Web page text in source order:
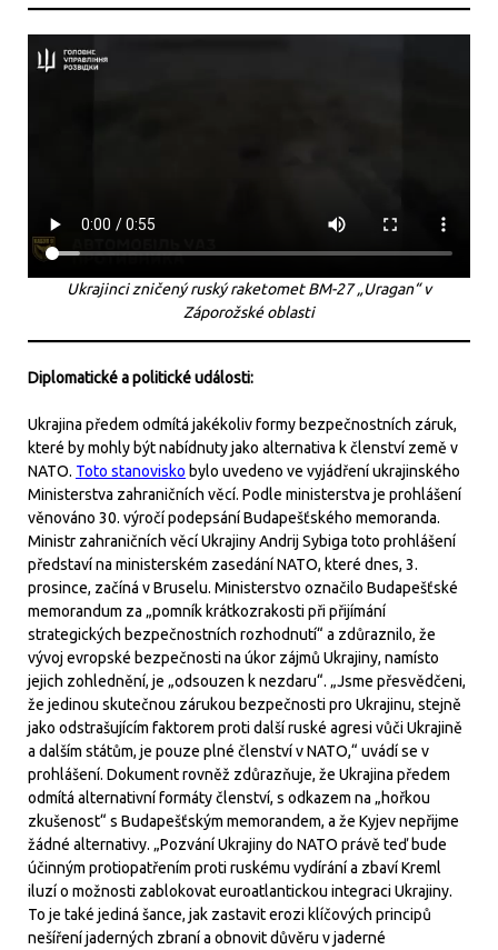
Ukrajinci zničený ruský raketomet BM-27 „Uragan“ v
Záporožské oblasti
Diplomatické a politické události:
Ukrajina předem odmítá jakékoliv formy bezpečnostních záruk,
které by mohly být nabídnuty jako alternativa k členství země v
NATO. Toto stanovisko bylo uvedeno ve vyjádření ukrajinského
Ministerstva zahraničních věcí. Podle ministerstva je prohlášení
věnováno 30. výročí podepsání Budapešťského memoranda.
Ministr zahraničních věcí Ukrajiny Andrij Sybiga toto prohlášení
představí na ministerském zasedání NATO, které dnes, 3.
prosince, začíná v Bruselu. Ministerstvo označilo Budapešťské
memorandum za „pomník krátkozrakosti při přijímání
strategických bezpečnostních rozhodnutí“ a zdůraznilo, že
vývoj evropské bezpečnosti na úkor zájmů Ukrajiny, namísto
jejich zohlednění, je „odsouzen k nezdaru“. „Jsme přesvědčeni,
že jedinou skutečnou zárukou bezpečnosti pro Ukrajinu, stejně
jako odstrašujícím faktorem proti další ruské agresi vůči Ukrajině
a dalším státům, je pouze plné členství v NATO,“ uvádí se v
prohlášení. Dokument rovněž zdůrazňuje, že Ukrajina předem
odmítá alternativní formáty členství, s odkazem na „hořkou
zkušenost“ s Budapešťským memorandem, a že Kyjev nepřijme
žádné alternativy. „Pozvání Ukrajiny do NATO právě teď bude
účinným protiopatřením proti ruskému vydírání a zbaví Kreml
iluzí o možnosti zablokovat euroatlantickou integraci Ukrajiny.
To je také jediná šance, jak zastavit erozi klíčových principů
nešíření jaderných zbraní a obnovit důvěru v jaderné